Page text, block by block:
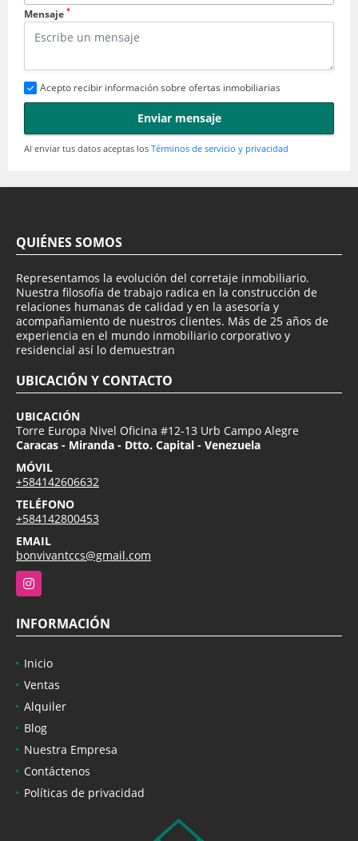
Mensaje *
Acepto recibir información sobre ofertas inmobiliarias
Enviar mensaje
Al enviar tus datos aceptas los Términos de servicio y privacidad
QUIÉNES SOMOS
Representamos la evolución del corretaje inmobiliario.
Nuestra filosofía de trabajo radica en la construcción de
relaciones humanas de calidad y en la asesoría y
acompañamiento de nuestros clientes. Más de 25 años de
experiencia en el mundo inmobiliario corporativo y
residencial así lo demuestran
UBICACIÓN Y CONTACTO
UBICACIÓN
Torre Europa Nivel Oficina #12-13 Urb Campo Alegre
Caracas - Miranda - Dtto. Capital - Venezuela
MÓVIL
+584142606632
TELÉFONO
+584142800453
EMAIL
bonvivantccs@gmail.com
Instagram
INFORMACIÓN
Inicio
Ventas
Alquiler
Blog
Nuestra Empresa
Contáctenos
Políticas de privacidad